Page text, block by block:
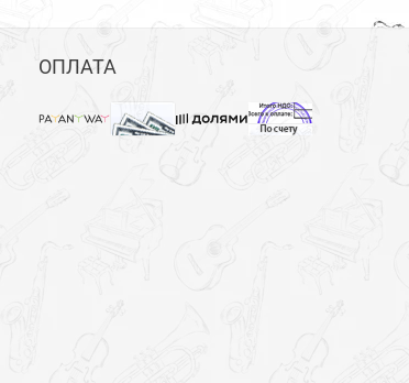
ОПЛАТА